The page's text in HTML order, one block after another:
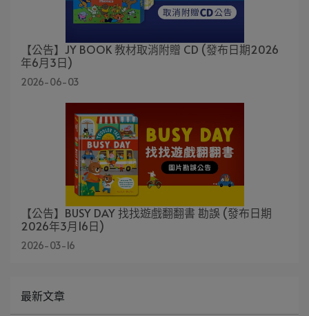
【公告】JY BOOK 教材取消附贈 CD (發布日期2026
年6月3日)
2026-06-03
【公告】BUSY DAY 找找遊戲翻翻書 勘誤 (發布日期
2026年3月16日)
2026-03-16
最新文章